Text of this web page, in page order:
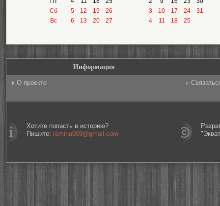
Сб
Вс
5
12 19
26
6
13 20 27
3
10 17 24
31
4
11 18 25
Информация
О проекте
Хотите попасть в историю?
Пишите: ramina009@gmail.com